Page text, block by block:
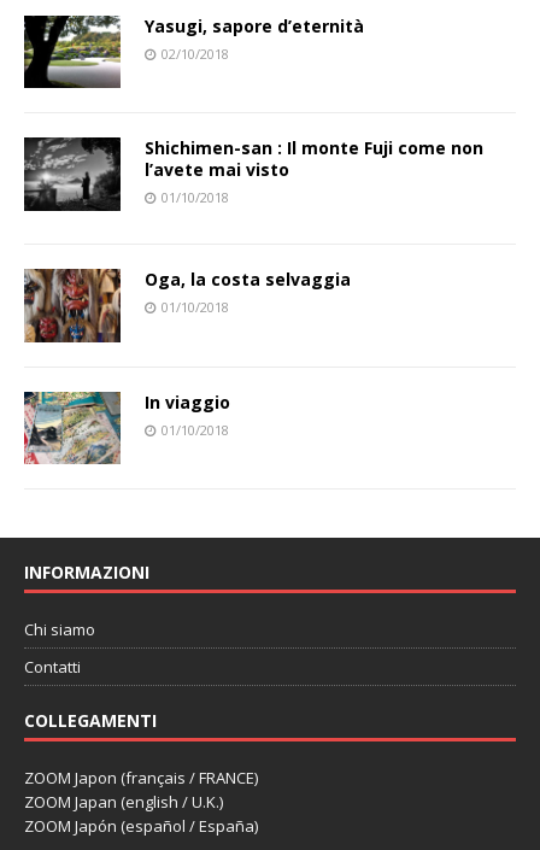
Yasugi, sapore d’eternità
02/10/2018
Shichimen-san : Il monte Fuji come non
l’avete mai visto
01/10/2018
Oga, la costa selvaggia
01/10/2018
In viaggio
01/10/2018
INFORMAZIONI
Chi siamo
Contatti
COLLEGAMENTI
ZOOM Japon (français / FRANCE)
ZOOM Japan (english / U.K.)
ZOOM Japón (español / España)